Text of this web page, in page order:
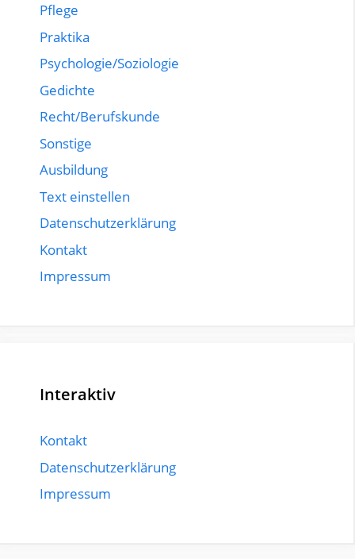
Pflege
Praktika
Psychologie/Soziologie
Gedichte
Recht/Berufskunde
Sonstige
Ausbildung
Text einstellen
Datenschutzerklärung
Kontakt
Impressum
Interaktiv
Kontakt
Datenschutzerklärung
Impressum